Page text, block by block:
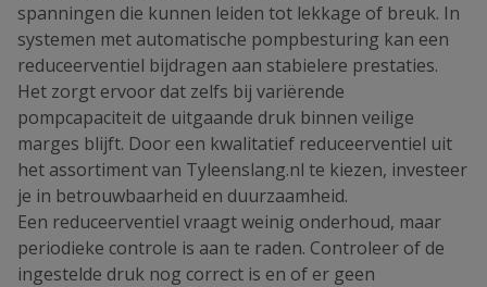
spanningen die kunnen leiden tot lekkage of breuk. In
systemen met automatische pompbesturing kan een
reduceerventiel bijdragen aan stabielere prestaties.
Het zorgt ervoor dat zelfs bij variërende
pompcapaciteit de uitgaande druk binnen veilige
marges blijft. Door een kwalitatief reduceerventiel uit
het assortiment van Tyleenslang.nl te kiezen, investeer
je in betrouwbaarheid en duurzaamheid.
Een reduceerventiel vraagt weinig onderhoud, maar
periodieke controle is aan te raden. Controleer of de
ingestelde druk nog correct is en of er geen